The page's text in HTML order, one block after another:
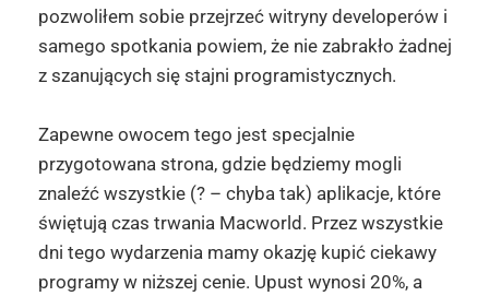
pozwoliłem sobie przejrzeć witryny developerów i
samego spotkania powiem, że nie zabrakło żadnej
z szanujących się stajni programistycznych.
Zapewne owocem tego jest specjalnie
przygotowana strona, gdzie będziemy mogli
znaleźć wszystkie (? – chyba tak) aplikacje, które
świętują czas trwania Macworld. Przez wszystkie
dni tego wydarzenia mamy okazję kupić ciekawy
programy w niższej cenie. Upust wynosi 20%, a